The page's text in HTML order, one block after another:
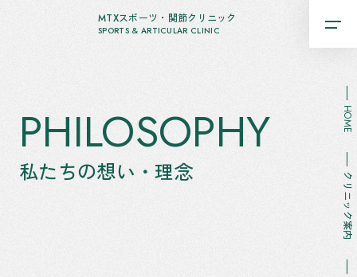
MTXスポーツ・関節クリニック
SPORTS & ARTICULAR CLINIC
HOME
クリニック案内
PHILOSOPHY
私たちの想い・理念